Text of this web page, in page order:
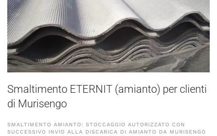
Smaltimento ETERNIT (amianto) per clienti
di Murisengo
SMALTIMENTO AMIANTO: STOCCAGGIO AUTORIZZATO CON
SUCCESSIVO INVIO ALLA DISCARICA DI AMIANTO DA MURISENGO